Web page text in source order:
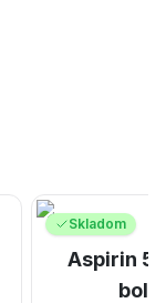
Skladom
Aspirin